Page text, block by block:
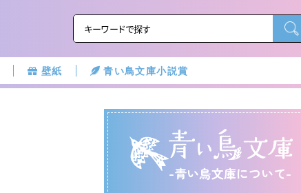
壁紙 青い鳥文庫小説賞
-青い鳥文庫について-